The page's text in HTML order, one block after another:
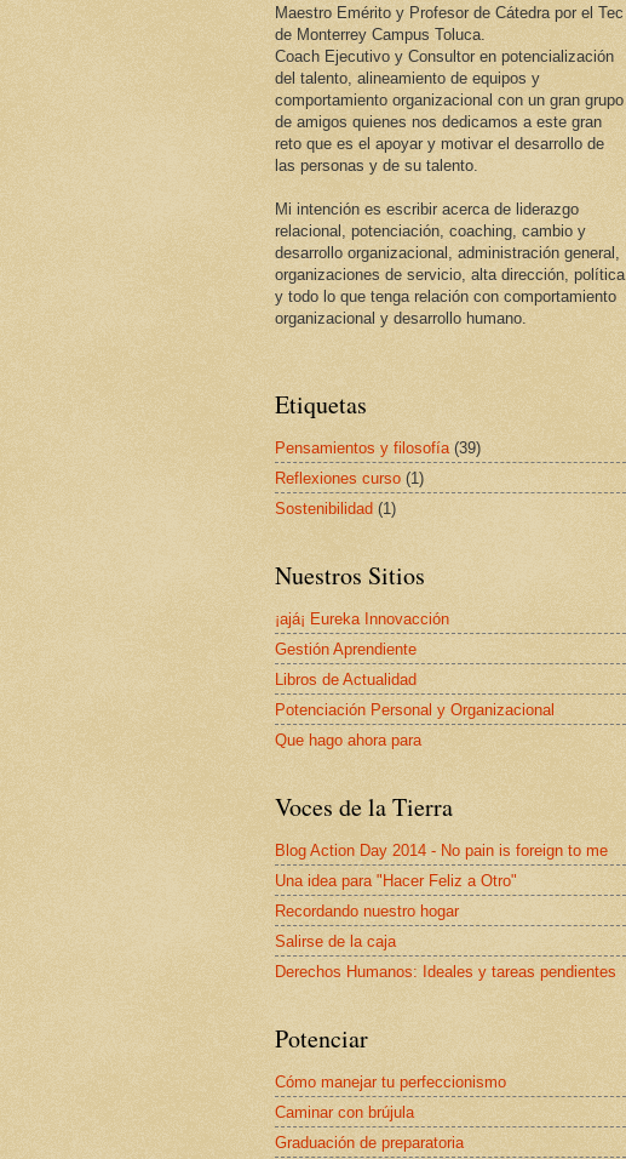
Maestro Emérito y Profesor de Cátedra por el Tec
de Monterrey Campus Toluca.
Coach Ejecutivo y Consultor en potencialización
del talento, alineamiento de equipos y
comportamiento organizacional con un gran grupo
de amigos quienes nos dedicamos a este gran
reto que es el apoyar y motivar el desarrollo de
las personas y de su talento.
Mi intención es escribir acerca de liderazgo
relacional, potenciación, coaching, cambio y
desarrollo organizacional, administración general,
organizaciones de servicio, alta dirección, política
y todo lo que tenga relación con comportamiento
organizacional y desarrollo humano.
Etiquetas
Pensamientos y filosofía (39)
Reflexiones curso (1)
Sostenibilidad (1)
Nuestros Sitios
¡ajá¡ Eureka Innovacción
Gestión Aprendiente
Libros de Actualidad
Potenciación Personal y Organizacional
Que hago ahora para
Voces de la Tierra
Blog Action Day 2014 - No pain is foreign to me
Una idea para "Hacer Feliz a Otro"
Recordando nuestro hogar
Salirse de la caja
Derechos Humanos: Ideales y tareas pendientes
Potenciar
Cómo manejar tu perfeccionismo
Caminar con brújula
Graduación de preparatoria